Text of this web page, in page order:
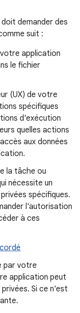
demander des
suit :
application
le fichier
(UX) de votre
spécifiques
d'exécution
quelles actions
aux données
la tâche ou
nécessite un
spécifiques.
l'autorisation
à ces
par votre
application peut
Si ce n'est